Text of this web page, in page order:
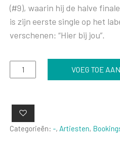
(#9), waarin hij de halve
is zijn eerste single op het
verschenen: “Hier bij jou”.
Quido
van
Graaf
aantal
VOEG TOE
Categorieën: -, Artiesten,